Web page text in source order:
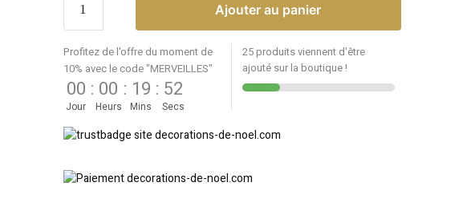
Ajouter au panier
Profitez de l'offre du moment de
10% avec le code "MERVEILLES"
00
Jour
: 00
Heurs
: 19
Mins
: 52
Secs
25 produits viennent d'être
ajouté sur la boutique !